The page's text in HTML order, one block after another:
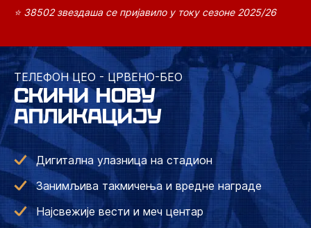
⭐ 38502 звездаша се пријавило у току сезоне 2025/26
ТЕЛЕФОН ЦЕО - ЦРВЕНО-БЕО
СКИНИ НОВУ
АПЛИКАЦИЈУ
Дигитална улазница на стадион
Занимљива такмичења и вредне награде
Најсвежије вести и меч центар